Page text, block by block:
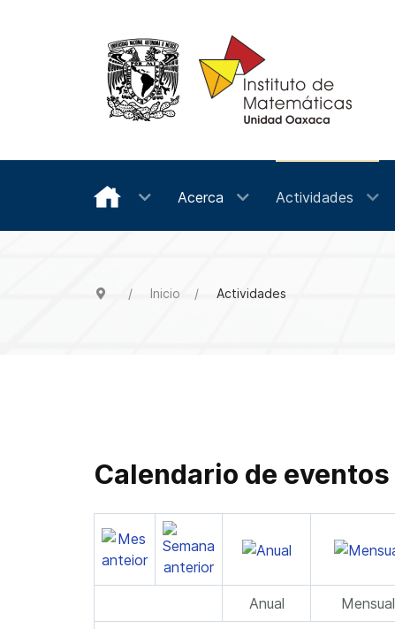
Acerca Actividades
Inicio Actividades
Calendario de eventos
Anual Mensual